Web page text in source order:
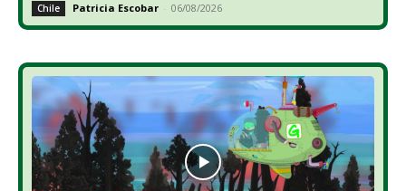
Chile Patricia Escobar - 06/08/2026